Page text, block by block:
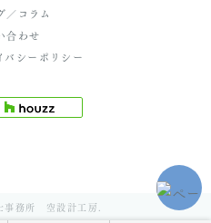
／コラム
合わせ
バシーポリシー
務所 空設計工房.